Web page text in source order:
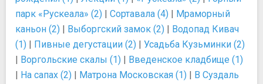
парк «Рускеала» (2) | Сортавала (4) | Мраморный
каньон (2) | Выборгский замок (2) | Водопад Кивач
(1) | Пивные дегустации (2) | Усадьба Кузьминки (2)
| Воргольские скалы (1) | Введенское кладбище (1)
| На сапах (2) | Матрона Московская (1) | В Суздаль